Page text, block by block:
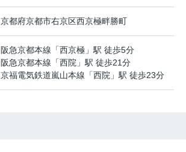
京都府京都市右京区西京極畔勝町
阪急京都本線 「西京極 」駅 徒歩5分
阪急京都本線 「西院 」駅 徒歩21分
京福電気鉄道嵐山本線 「西院 」駅 徒歩23分